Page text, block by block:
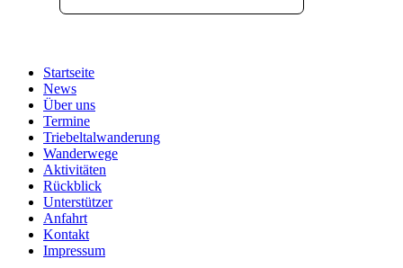
Startseite
News
Über uns
Termine
Triebeltalwanderung
Wanderwege
Aktivitäten
Rückblick
Unterstützer
Anfahrt
Kontakt
Impressum